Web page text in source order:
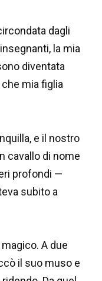
dagli
la mia
diventata
mia figlia
e il nostro
cavallo di nome
profondi —
subito a
A due
il suo muso e